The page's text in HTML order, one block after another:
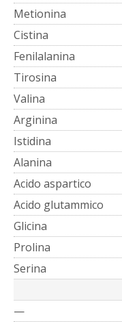
Metionina
Cistina
Fenilalanina
Tirosina
Valina
Arginina
Istidina
Alanina
Acido aspartico
Acido glutammico
Glicina
Prolina
Serina
—